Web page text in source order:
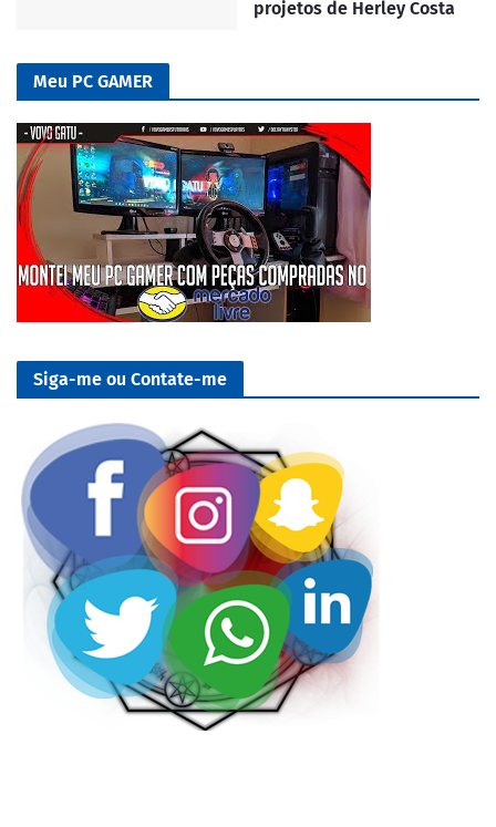
projetos de Herley Costa
Meu PC GAMER
Siga-me ou Contate-me